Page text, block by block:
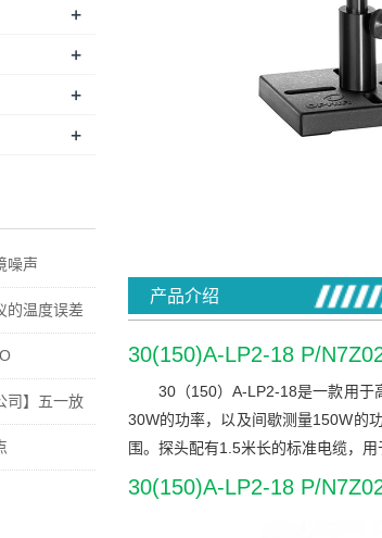
产品介绍
30(150)A-LP2-18 P/
30（150）A-LP2-18是一款用于
30W的功率，以及间歇测量150W的
围。探头配有1.5米长的标准电缆，用
30(150)A-LP2-18 P/
+
+
+
+
噪声
的温度误差
司】五一放